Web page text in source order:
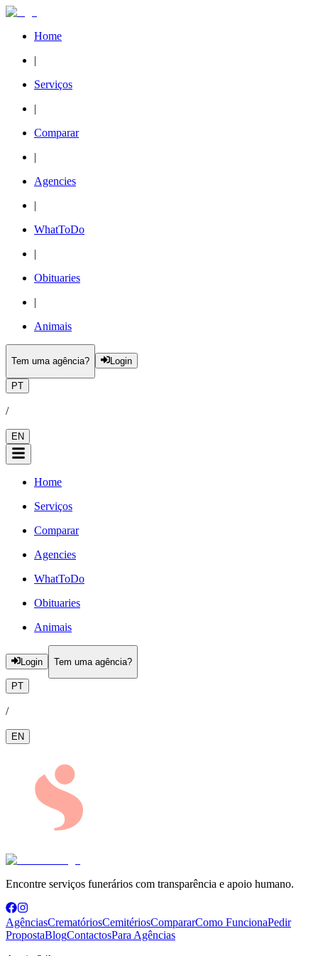
Home
|
Serviços
|
Comparar
|
Agencies
|
WhatToDo
|
Obituaries
|
Animais
Tem uma agência? Login
PT
/
EN
Home
Serviços
Comparar
Agencies
WhatToDo
Obituaries
Animais
Login Tem uma agência?
PT
/
EN
Encontre serviços funerários com transparência e apoio humano.
AgênciasCrematóriosCemitériosCompararComo FuncionaPedir
PropostaBlogContactosPara Agências